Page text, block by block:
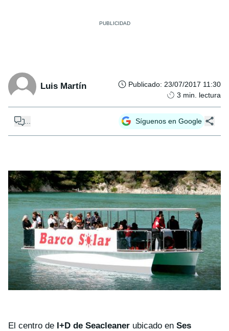
Luis Martín Publicado: 23/07/2017 11:30
3 min. lectura
Síguenos en Google
El centro de I+D de Seacleaner ubicado en Ses